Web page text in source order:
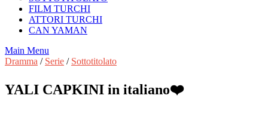
FILM TURCHI
ATTORI TURCHI
CAN YAMAN
Main Menu
Dramma / Serie / Sottotitolato
YALI CAPKINI in italiano❤️